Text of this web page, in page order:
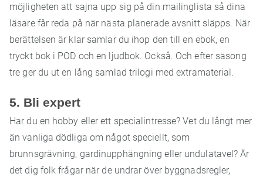
möjligheten att sajna upp sig på din mailinglista så dina
läsare får reda på när nästa planerade avsnitt släpps. När
berättelsen är klar samlar du ihop den till en ebok, en
tryckt bok i POD och en ljudbok. Också. Och efter säsong
tre ger du ut en lång samlad trilogi med extramaterial.
5. Bli expert
Har du en hobby eller ett specialintresse? Vet du långt mer
än vanliga dödliga om något speciellt, som
brunnsgrävning, gardinupphängning eller undulatavel? Är
det dig folk frågar när de undrar över byggnadsregler,